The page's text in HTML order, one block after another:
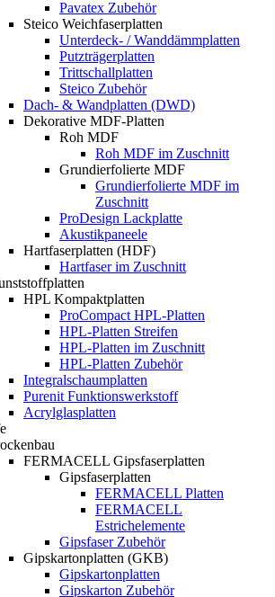
Pavatex Zubehör
Steico Weichfaserplatten
Unterdeck- / Wanddämmplatten
Putzträgerplatten
Trittschallplatten
Steico Zubehör
Dach- & Wandplatten (DWD)
Dekorative MDF-Platten
Roh MDF
Roh MDF im Zuschnitt
Grundierfolierte MDF
Grundierfolierte MDF im
Zuschnitt
ProDesign Lackplatte
Akustikpaneele
Hartfaserplatten (HDF)
Hartfaser im Zuschnitt
HPL Kompaktplatten
ProCompact HPL-Platten
HPL-Platten Streifen
HPL-Platten im Zuschnitt
HPL-Platten Zubehör
Integralschaumplatten
Purenit Funktionswerkstoff
Acrylglasplatten
FERMACELL Gipsfaserplatten
Gipsfaserplatten
FERMACELL Platten
FERMACELL
Estrichelemente
Gipsfaser Zubehör
Gipskartonplatten (GKB)
Gipskartonplatten
Gipskarton Zubehör